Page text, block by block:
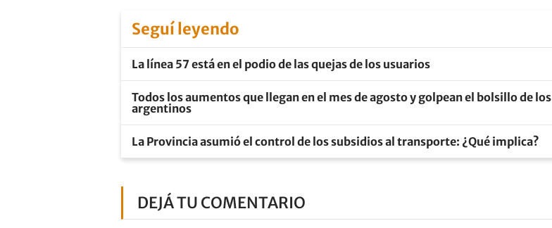
Seguí leyendo
La línea 57 está en el podio de las quejas de los usuarios
Todos los aumentos que llegan en el mes de agosto y golpean el bolsillo de los
argentinos
La Provincia asumió el control de los subsidios al transporte: ¿Qué implica?
DEJÁ TU COMENTARIO